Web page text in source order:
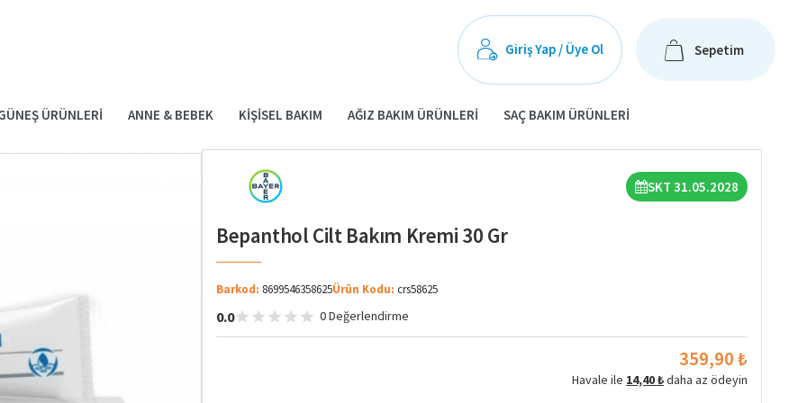
Giriş Yap / Üye Ol Sepetim
ÜRÜNLERI ANNE & BEBEK KIŞISEL BAKIM AĞIZ BAKIM ÜRÜNLERI SAÇ BAKIM ÜRÜNLERI
SKT 31.05.2028
Bepanthol Cilt Bakım Kremi 30 Gr
Barkod: 8699546358625Ürün Kodu: crs58625
0.0 0 Değerlendirme
359,90 ₺
Havale ile 14,40 ₺daha az ödeyin